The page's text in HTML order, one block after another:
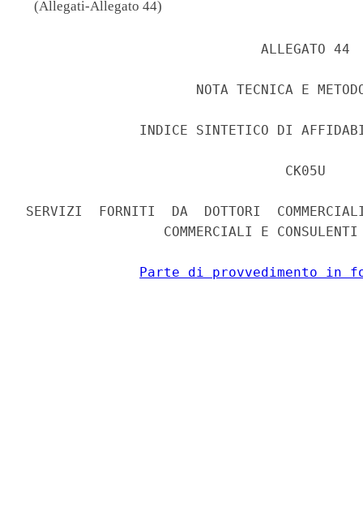
(Allegati-Allegato 44)
                             ALLEGATO 44
NOTA TECNICA E
INDICE SINTETICO DI
                                CK05U
SERVIZI  FORNITI  DA  DOTTORI
COMMERCIALI E
Parte di provvedimento in